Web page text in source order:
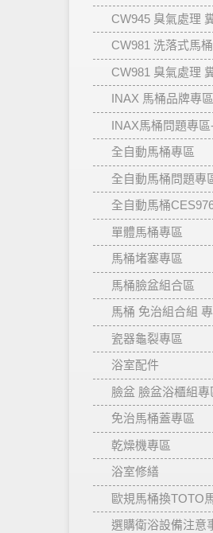
CW945 臭氣處理
CW981 洗落式馬
CW981 臭氣處理
INAX 馬桶品牌專區
INAX馬桶問題專
全自動馬桶專區
全自動馬桶問題專
全自動馬桶
單體馬桶專區
馬桶堵塞專區
馬桶臉盆組合區
馬桶 免治組合組
瓷器龜裂專區
浴室配件
臉盆 臉盆浴櫃組專
免治馬桶蓋專區
乾燥機專區
浴室修繕
歐規馬桶換TOTO
選購衛浴設備注意